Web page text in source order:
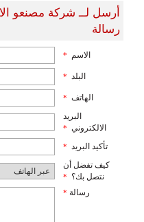
أرسل لــ شركة مصنعو
رسالة
الاسم *
البلد *
الهاتف *
البريد
الالكتروني *
تأكيد البريد *
كيف تفضل أن
نتصل بك؟ *
رسالة *